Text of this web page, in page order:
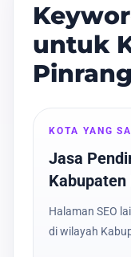
untuk
Pinrang
KOTA YANG
Jasa
Kabupaten
Halaman SEO
di wilayah